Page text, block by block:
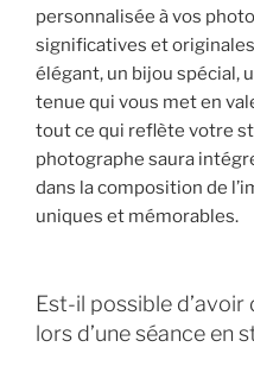
personnalisée à vos
significatives et
élégant, un bijou spécial,
tenue qui vous met en
tout ce qui reflète votre
photographe saura
dans la composition de
uniques et mémorables.
Est-il possible
lors d’une séance en